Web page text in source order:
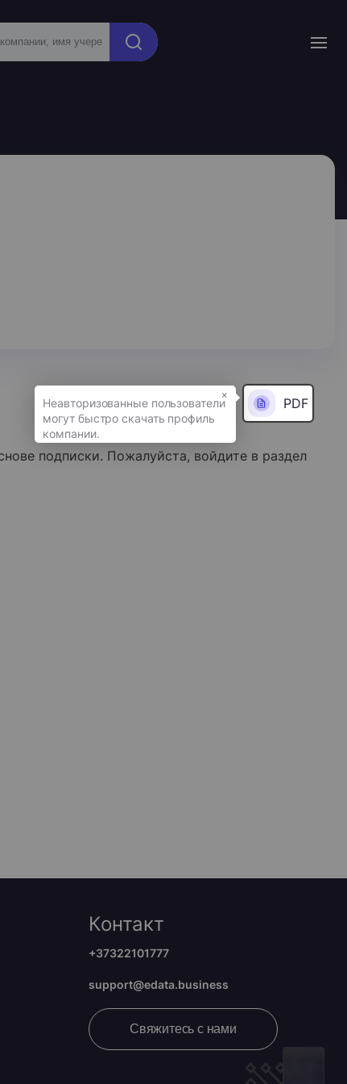
PDF
подписки. Пожалуйста, войдите в раздел
Контакт
+37322101777
support@edata.business
Свяжитесь с нами
×